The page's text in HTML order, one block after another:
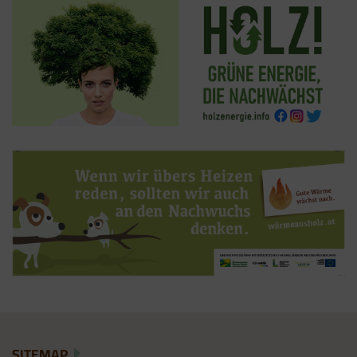
Der Google Tag Manager setzt keine Cookies
(im leeren Zustand). Der Tag Manager ist nur
ein "Container", über den Sie u.a. verschiedene
Tracking- und Remarketing-Codes gebündelt
einbauen können. Wenn Sie beispielsweise
Google Analytics über den Tag Manager
einbinden, werden Cookies gesetzt. Diese
Cookies stammen aber von Google Analytics
und nicht vom Tag Manager selbst.